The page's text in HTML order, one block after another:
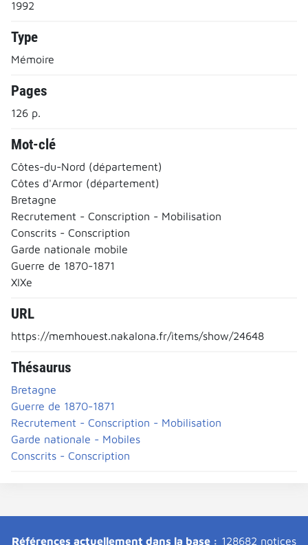
1992
Type
Mémoire
Pages
126 p.
Mot-clé
Côtes-du-Nord (département)
Côtes d'Armor (département)
Bretagne
Recrutement - Conscription - Mobilisation
Conscrits - Conscription
Garde nationale mobile
Guerre de 1870-1871
XIXe
URL
https://memhouest.nakalona.fr/items/show/24648
Thésaurus
Bretagne
Guerre de 1870-1871
Recrutement - Conscription - Mobilisation
Garde nationale - Mobiles
Conscrits - Conscription
Références actuellement dans la base : 128682 notices